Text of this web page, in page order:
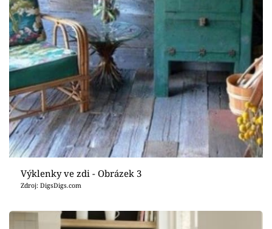
Výklenky ve zdi - Obrázek 3
Zdroj: DigsDigs.com